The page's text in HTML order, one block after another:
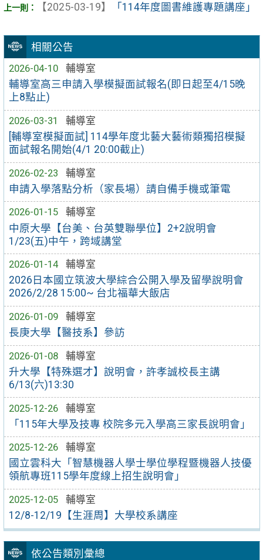
相關公告
2026-04-10
輔導室
輔導室高三申請入學模擬面試報名(即日起至4/15晚
上8點止)
2026-03-31
輔導室
[輔導室模擬面試] 114學年度北藝大藝術類獨招模擬
面試報名開始(4/1 20:00截止)
2026-02-23
輔導室
申請入學落點分析（家長場）請自備手機或筆電
2026-01-15
輔導室
中原大學【台美、台英雙聯學位】2+2說明會
1/23(五)中午，跨域講堂
2026-01-14
輔導室
2026日本國立筑波大學綜合公開入學及留學說明會
2026/2/28 15:00~ 台北福華大飯店
2026-01-09
輔導室
長庚大學【醫技系】參訪
2026-01-08
輔導室
升大學【特殊選才】說明會，許孝誠校長主講
6/13(六)13:30
2025-12-26
輔導室
「115年大學及技專 校院多元入學高三家長說明會」
2025-12-26
輔導室
國立雲科大「智慧機器人學士學位學程暨機器人技優
領航專班115學年度線上招生說明會」
2025-12-05
輔導室
12/8-12/19【生涯周】大學校系講座
依公告類別彙總
【2025-03-19】
「114年度圖書維護專題講座」